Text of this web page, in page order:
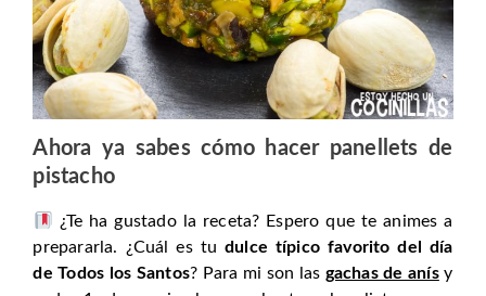
Ahora ya sabes cómo hacer panellets de
pistacho
¿Te ha gustado la receta? Espero que te animes a
prepararla. ¿Cuál es tu dulce típico favorito del día
de Todos los Santos? Para mi son las gachas de anísy